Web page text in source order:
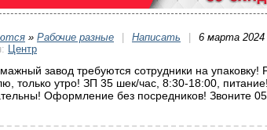
» Рабочие разные | Написать |
6 марта 2024
Центр
завод требуются сотрудники на упаковку!
только утро! ЗП 35 шек/час, 8:30-18:00,
Оформление без посредников! Звоните